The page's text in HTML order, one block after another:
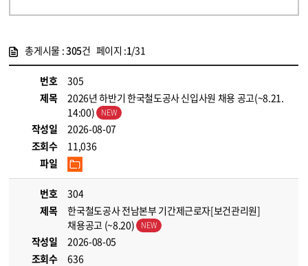
총게시물 :305건 페이지 :1/31
번호
305
제목
2026년 하반기 한국철도공사 신입사원 채용 공고(~8.21.
14:00)
작성일
2026-08-07
조회수
11,036
파일
번호
304
제목
한국철도공사 전남본부 기간제근로자[보건관리원]
채용공고 (~8.20)
작성일
2026-08-05
조회수
636